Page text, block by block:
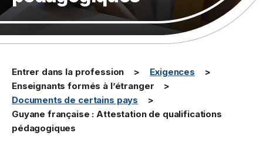
Entrer dans la profession
Exigences
Enseignants formés à l’étranger
Documents de certains pays
Guyane française : Attestation de qualifications
pédagogiques